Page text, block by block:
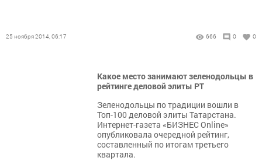
25 ноября 2014, 06:17 666 0 0
Какое место занимают зеленодольцы в
рейтинге деловой элиты РТ
Зеленодольцы по традиции вошли в
Топ-100 деловой элиты Татарстана.
Интернет-газета «БИЗНЕС Online»
опубликовала очередной рейтинг,
составленный по итогам третьего
квартала.